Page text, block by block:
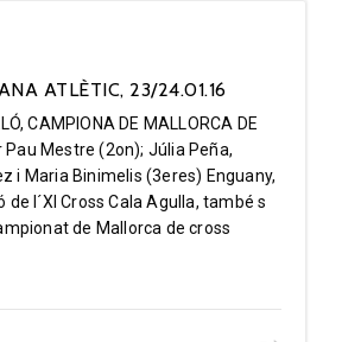
ATLÈTIC, 23/24.01.16
CAMPIONA DE MALLORCA DE
Pau Mestre (2on); Júlia Peña,
i Maria Binimelis (3eres) Enguany,
l´XI Cross Cala Agulla, també s
de Mallorca de cross